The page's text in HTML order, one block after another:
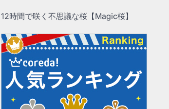
12時間で咲く不思議な桜【Magic桜】